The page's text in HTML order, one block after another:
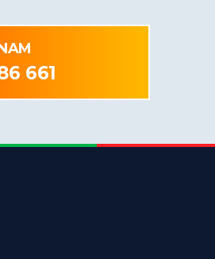
661